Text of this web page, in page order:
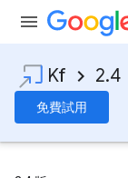
Kf 2.4
免費試用